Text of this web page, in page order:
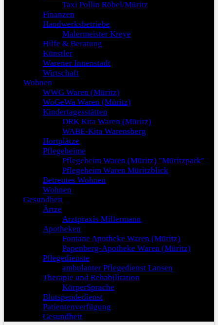
Taxi Pollin Röbel/Müritz
Finanzen
Handwerksbetriebe
Malermeister Kreye
Hilfe & Beratung
Künstler
Warener Innenstadt
Wirtschaft
Wohnen
WWG Waren (Müritz)
WoGeWa Waren (Müritz)
Kindertagesstätten
DRK Kita Waren (Müritz)
WABE-Kita Warensberg
Hortplätze
Pflegeheime
Pflegeheim Waren (Müritz) "Müritzpark"
Pflegeheim Waren Müritzblick
Betreutes Wohnen
Wohnen
Gesundheit
Ärtze
Arztpraxis Millermann
Apotheken
Fontane Apotheke Waren (Müritz)
Papenberg-Apotheke Waren (Müritz)
Pflegedienste
ambulanter Pflegedienst Lansen
Therapie und Rehabilitation
KörperSprache
Blutspendedienst
Patientenverfügung
Gesundheit